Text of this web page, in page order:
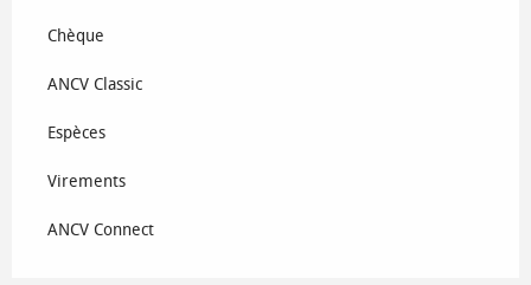
Chèque
ANCV Classic
Espèces
Virements
ANCV Connect